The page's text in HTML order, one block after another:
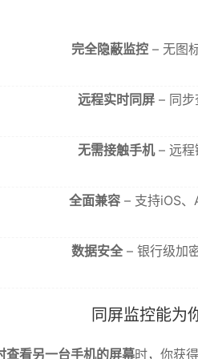
完全隐蔽监控 – 无图
远程实时同屏 – 同
无需接触手机– 远程
全面兼容 – 支持iOS
数据安全– 银行级加
同屏监控能为
查看另一台手机的屏幕时，你获